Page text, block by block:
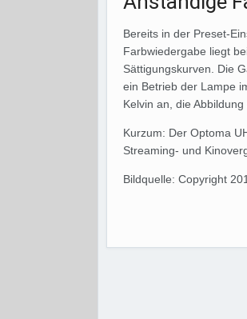
Bereits in der Preset-
Farbwiedergabe liegt
Sättigungskurven. Die
ein Betrieb der Lampe
Kelvin an, die
Kurzum: Der Optoma
Streaming- und
Bildquelle: Copyright